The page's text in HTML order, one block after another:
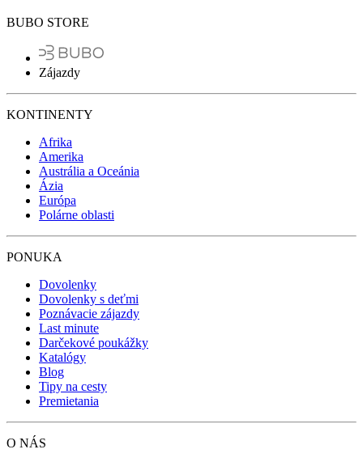
BUBO STORE
Zájazdy
KONTINENTY
Afrika
Amerika
Austrália a Oceánia
Ázia
Európa
Polárne oblasti
PONUKA
Dovolenky
Dovolenky s deťmi
Poznávacie zájazdy
Last minute
Darčekové poukážky
Katalógy
Blog
Tipy na cesty
Premietania
O NÁS